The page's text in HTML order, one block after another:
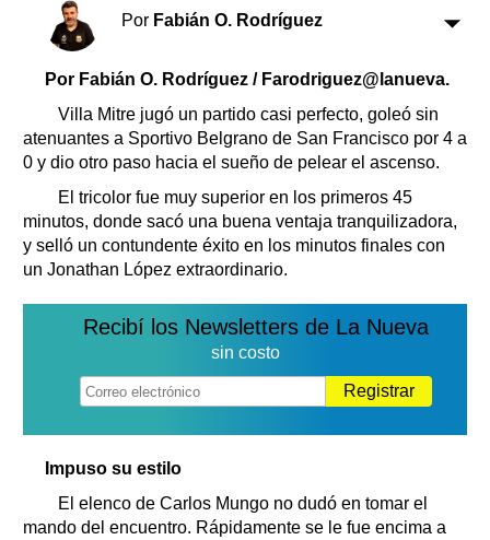
Clasificados
Horóscopo
Suplementos
Servicios
Farmacias
Transportes
Loterías
Datos Útiles
Fúnebres
Edictos
Teléfonos de urgencia
Por Fabián O. Rodríguez
Por Fabián O. Rodríguez / Farodriguez@lanueva.
Villa Mitre jugó un partido casi perfecto, goleó sin
atenuantes a Sportivo Belgrano de San Francisco por 4 a
0 y dio otro paso hacia el sueño de pelear el ascenso.
El tricolor fue muy superior en los primeros 45
minutos, donde sacó una buena ventaja tranquilizadora,
y selló un contundente éxito en los minutos finales con
un Jonathan López extraordinario.
Recibí los Newsletters de La Nueva
sin costo
Registrar
Impuso su estilo
El elenco de Carlos Mungo no dudó en tomar el
mando del encuentro. Rápidamente se le fue encima a